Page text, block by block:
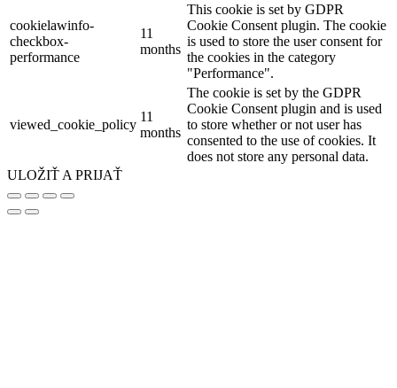
cookielawinfo-
checkbox-
performance
11
months
This cookie is set by GDPR
Cookie Consent plugin. The cookie
is used to store the user consent for
the cookies in the category
"Performance".
viewed_cookie_policy
11
months
The cookie is set by the GDPR
Cookie Consent plugin and is used
to store whether or not user has
consented to the use of cookies. It
does not store any personal data.
ULOŽIŤ A PRIJAŤ